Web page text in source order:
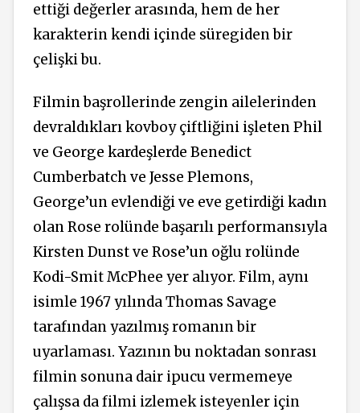
ettiği değerler arasında, hem de her
karakterin kendi içinde süregiden bir
çelişki bu.
Filmin başrollerinde zengin ailelerinden
devraldıkları kovboy çiftliğini işleten Phil
ve George kardeşlerde Benedict
Cumberbatch ve Jesse Plemons,
George’un evlendiği ve eve getirdiği kadın
olan Rose rolünde başarılı performansıyla
Kirsten Dunst ve Rose’un oğlu rolünde
Kodi-Smit McPhee yer alıyor. Film, aynı
isimle 1967 yılında Thomas Savage
tarafından yazılmış romanın bir
uyarlaması. Yazının bu noktadan sonrası
filmin sonuna dair ipucu vermemeye
çalışsa da filmi izlemek isteyenler için